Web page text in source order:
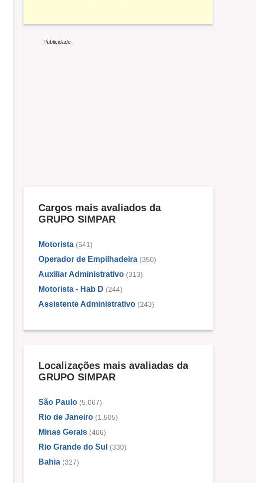
Cargos mais avaliados da
GRUPO SIMPAR
Motorista (541)
Operador de Empilhadeira (350)
Auxiliar Administrativo (313)
Motorista - Hab D (244)
Assistente Administrativo (243)
Localizações mais avaliadas da
GRUPO SIMPAR
São Paulo (5.067)
Rio de Janeiro (1.505)
Minas Gerais (406)
Rio Grande do Sul (330)
Bahia (327)